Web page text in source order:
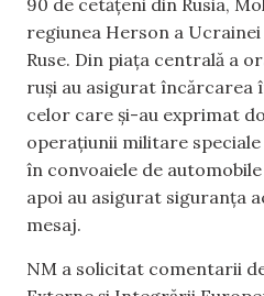
90 de cetățeni din Rusia,
regiunea Herson a
Ruse. Din piața centrală a
ruși au asigurat
celor care și-au exprimat
operațiunii militare
în convoaiele de
apoi au asigurat siguranța
mesaj.
NM a solicitat comentarii